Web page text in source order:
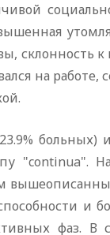
склонность
на работе,
больных)
и
фаз. В